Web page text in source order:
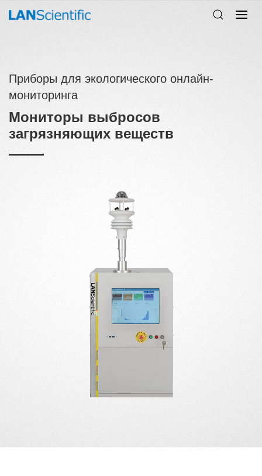
Приборы для экологического онлайн-
мониторинга
Мониторы выбросов
загрязняющих веществ